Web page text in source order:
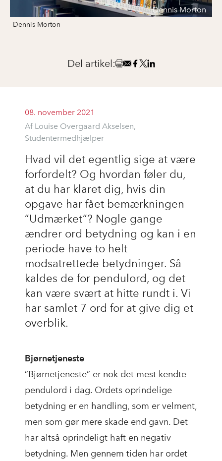
Dennis Morton
Dennis Morton
Del artikel:
08. november 2021
Af Louise Overgaard Akselsen,
Studentermedhjælper
Hvad vil det egentlig sige at være
forfordelt? Og hvordan føler du,
at du har klaret dig, hvis din
opgave har fået bemærkningen
”Udmærket”? Nogle gange
ændrer ord betydning og kan i en
periode have to helt
modsatrettede betydninger. Så
kaldes de for pendulord, og det
kan være svært at hitte rundt i. Vi
har samlet 7 ord for at give dig et
overblik.
Bjørnetjeneste
”Bjørnetjeneste” er nok det mest kendte
pendulord i dag. Ordets oprindelige
betydning er en handling, som er velment,
men som gør mere skade end gavn. Det
har altså oprindeligt haft en negativ
betydning. Men gennem tiden har ordet